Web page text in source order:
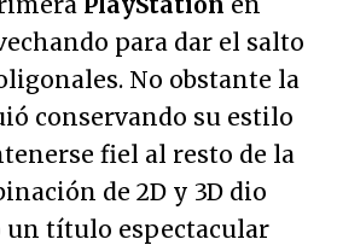
para dar el salto
No obstante la
conservando su estilo
fiel al resto de la
de 2D y 3D dio
un título espectacular